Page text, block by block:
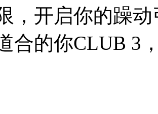
，开启你的躁
合的你CLUB 3